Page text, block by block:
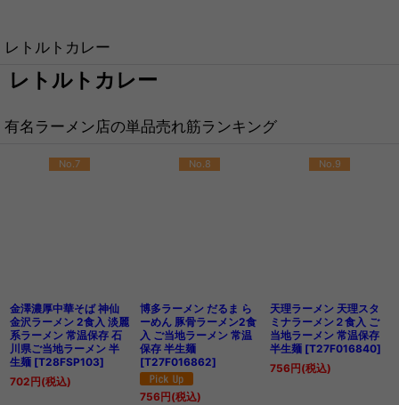
レトルトカレー
レトルトカレー
有名ラーメン店の単品売れ筋ランキング
No.7
金澤濃厚中華そば 神仙
金沢ラーメン 2食入 淡麗
系ラーメン 常温保存 石
川県ご当地ラーメン 半
生麺 [T28FSP103]
702 円(税込)
No.8
博多ラーメン だるま ら
ーめん 豚骨ラーメン2食
入 ご当地ラーメン 常温
保存 半生麺
[T27F016862]
756 円(税込)
No.9
天理ラーメン 天理スタ
ミナラーメン２食入 ご
当地ラーメン 常温保存
半生麺 [T27F016840]
756 円(税込)